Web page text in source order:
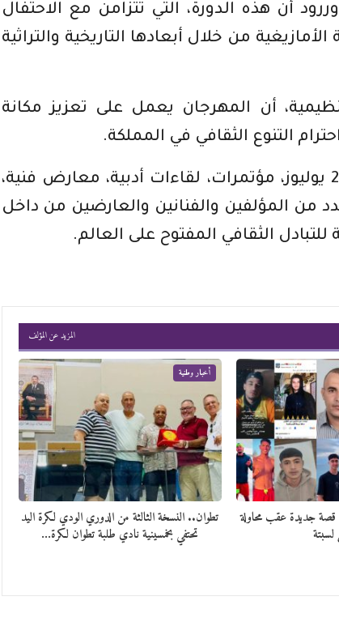
أن هذه الدورة، التي تتزامن مع الاحتفال
من خلال أبعادها التاريخية والتراثية
أن المهرجان يعمل على تعزيز مكانة
التنوع الثقافي في المملكة.
ويشمل برنامج هذه الدورة، التي تستمر حتى 27 يوليوز، مؤتمرات، لقاءات أدبية، معارض فنية،
من المؤلفين والفنانين والعارضين من داخل
الثقافي المفتوح على العالم.
المزيد عن المؤلف
قائمة المفقودين تتسع: 11 قصة جديدة عقب محاولة
لسبتة
أخبار وطنية
تطوان.. النسخة الثالثة من الدوري الودي لكرة اليد
تحتفي بخمسينية نادي طلبة تطوان لكرة…